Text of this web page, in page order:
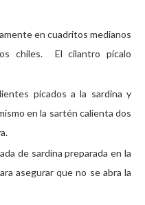
en cuadritos medianos
chiles. El cilantro pícalo
picados a la sardina y
en la sartén calienta dos
de sardina preparada en la
asegurar que no se abra la